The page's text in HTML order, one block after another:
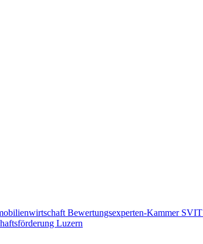
Bewertungsexperten-Kammer SVIT
Luzern